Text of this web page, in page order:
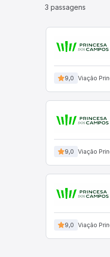
3 passagens
9,0 Viação
9,0 Viação
9,0 Viação